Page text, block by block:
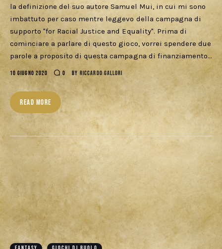
la definizione del suo autore Samuel Mui, in cui mi sono
imbattuto per caso mentre leggevo della campagna di
supporto "for Racial Justice and Equality". Prima di
cominciare a parlare di questo gioco, vorrei spendere due
parole a proposito di questa campagna di finanziamento…
10 GIUGNO 2020 0 BY RICCARDO GALLORI
READ MORE